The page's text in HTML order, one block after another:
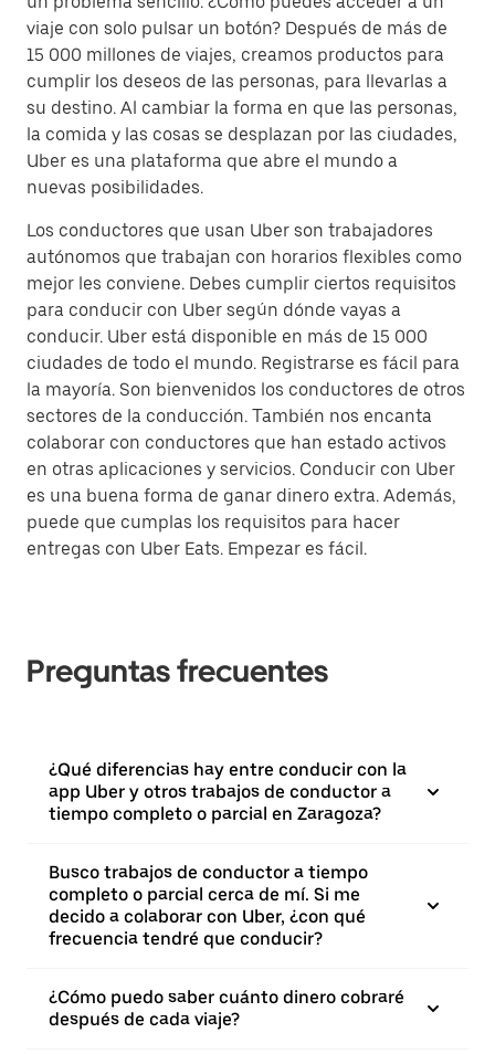
viaje con solo pulsar un botón? Después de más de
15 000 millones de viajes, creamos productos para
cumplir los deseos de las personas, para llevarlas a
su destino. Al cambiar la forma en que las personas,
la comida y las cosas se desplazan por las ciudades,
Uber es una plataforma que abre el mundo a
nuevas posibilidades.
Los conductores que usan Uber son trabajadores
autónomos que trabajan con horarios flexibles como
mejor les conviene. Debes cumplir ciertos requisitos
para conducir con Uber según dónde vayas a
conducir. Uber está disponible en más de 15 000
ciudades de todo el mundo. Registrarse es fácil para
la mayoría. Son bienvenidos los conductores de otros
sectores de la conducción. También nos encanta
colaborar con conductores que han estado activos
en otras aplicaciones y servicios. Conducir con Uber
es una buena forma de ganar dinero extra. Además,
puede que cumplas los requisitos para hacer
entregas con Uber Eats. Empezar es fácil.
Preguntas frecuentes
¿Qué diferencias hay entre conducir con la
app Uber y otros trabajos de conductor a
tiempo completo o parcial en Zaragoza?
Busco trabajos de conductor a tiempo
completo o parcial cerca de mí. Si me
decido a colaborar con Uber, ¿con qué
frecuencia tendré que conducir?
¿Cómo puedo saber cuánto dinero cobraré
después de cada viaje?